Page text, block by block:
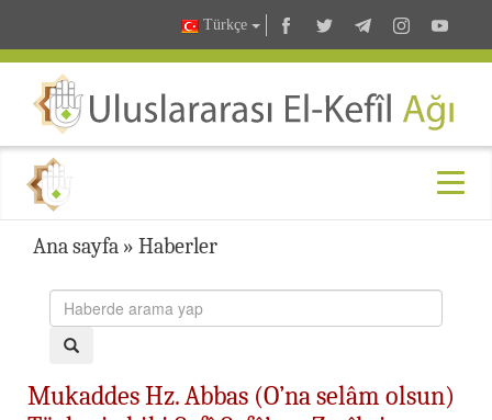
Türkçe
Ana sayfa » Haberler
Mukaddes Hz. Abbas (O’na selâm olsun)